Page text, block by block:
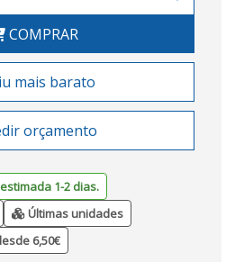
COMPRAR
mais barato
orçamento
1-2 dias.
Últimas unidades
6,50€